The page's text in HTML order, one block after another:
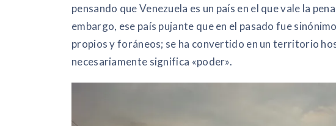
pensando que Venezuela es un país en el que vale la
embargo, ese país pujante que en el pasado fue
propios y foráneos; se ha convertido en un territorio
necesariamente significa «poder».